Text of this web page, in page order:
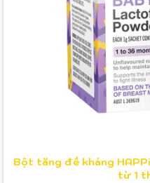
Bột tăng đề kháng
từ 1